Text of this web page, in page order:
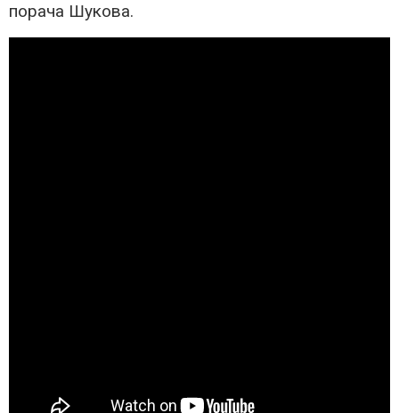
порача Шукова.